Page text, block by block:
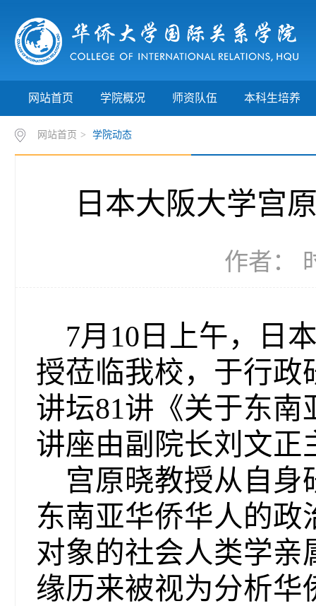
网站首页 学院概况 师资队伍 本科生培养
网站首页 > 学院动态
日本大阪大学宫
作者：
7月10日上午，日
授莅临我校，于行政
讲坛81讲《关于东
讲座由副院长刘文正
宫原晓教授从自身
东南亚华侨华人的
对象的社会人类学
缘历来被视为分析华